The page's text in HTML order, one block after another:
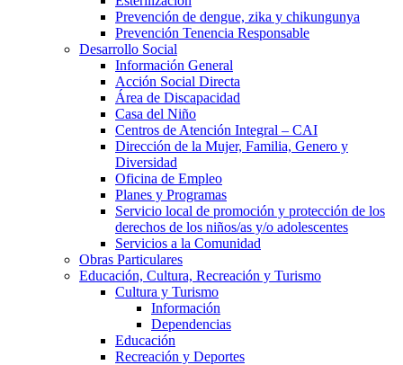
Prevención de dengue, zika y chikungunya
Prevención Tenencia Responsable
Desarrollo Social
Información General
Acción Social Directa
Área de Discapacidad
Casa del Niño
Centros de Atención Integral – CAI
Dirección de la Mujer, Familia, Genero y
Diversidad
Oficina de Empleo
Planes y Programas
Servicio local de promoción y protección de los
derechos de los niños/as y/o adolescentes
Servicios a la Comunidad
Obras Particulares
Educación, Cultura, Recreación y Turismo
Cultura y Turismo
Información
Dependencias
Educación
Recreación y Deportes